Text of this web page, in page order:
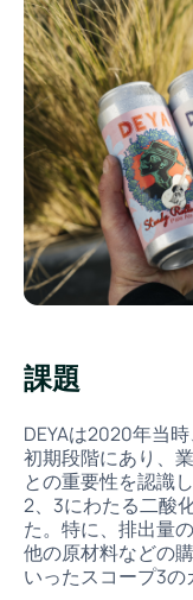
課題
DEYAは2020年当
初期段階にあり、
との重要性を認識
2、3にわたる二酸
た。特に、排出量
他の原材料などの
いったスコープ3の